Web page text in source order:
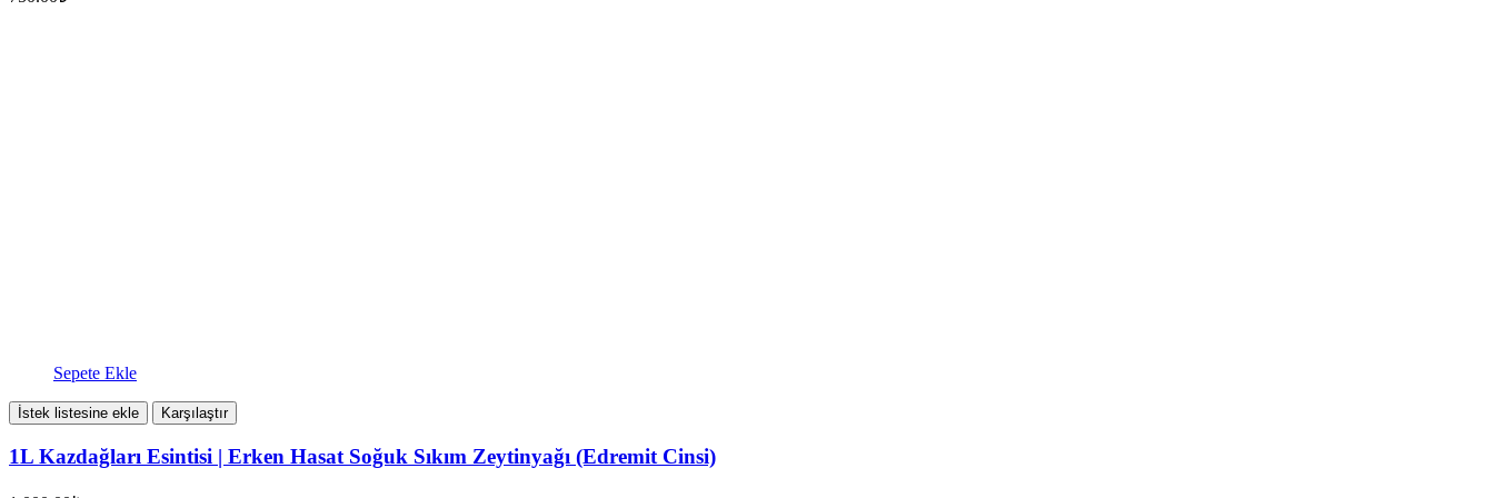
Sepete Ekle
İstek listesine ekle Karşılaştır
1L Kazdağları Esintisi | Erken Hasat Soğuk Sıkım Zeytinyağı (Edremit Cinsi)